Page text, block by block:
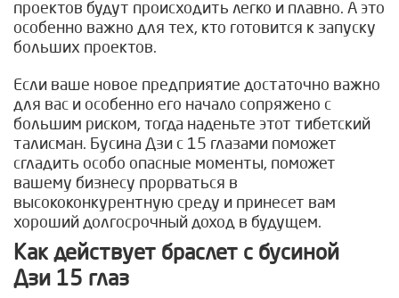
проектов будут происходить легко и плавно. А это
особенно важно для тех, кто готовится к запуску
больших проектов.
Если ваше новое предприятие достаточно важно
для вас и особенно его начало сопряжено с
большим риском, тогда наденьте этот тибетский
талисман. Бусина Дзи с 15 глазами поможет
сгладить особо опасные моменты, поможет
вашему бизнесу прорваться в
высококонкурентную среду и принесет вам
хороший долгосрочный доход в будущем.
Как действует браслет с бусиной
Дзи 15 глаз